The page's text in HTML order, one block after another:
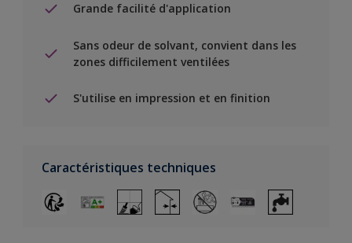
Grande facilité d'application
Sans odeur de solvant, convient dans les
zones difficilement ventilées
S'utilise en impression et en finition
Caractéristiques techniques